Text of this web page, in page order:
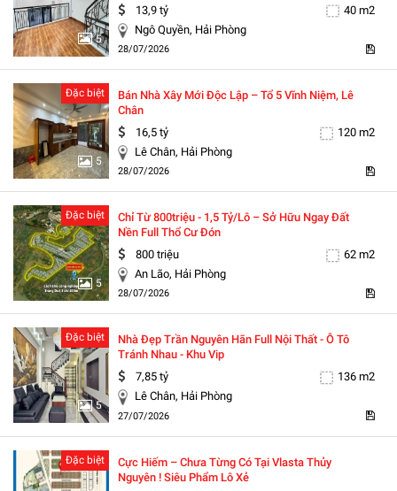
5
13,9 tỷ
40 m2
Ngô Quyền, Hải Phòng
28/07/2026
5
Đặc biệt
Bán Nhà Xây Mới Độc Lập – Tổ 5 Vĩnh Niệm, Lê
Chân
16,5 tỷ
120 m2
Lê Chân, Hải Phòng
28/07/2026
5
Đặc biệt
Chỉ Từ 800triệu - 1,5 Tỷ/lô – Sở Hữu Ngay Đất
Nền Full Thổ Cư Đón
800 triệu
62 m2
An Lão, Hải Phòng
28/07/2026
5
Đặc biệt
Nhà Đẹp Trần Nguyên Hãn Full Nội Thất - Ô Tô
Tránh Nhau - Khu Vip
7,85 tỷ
136 m2
Lê Chân, Hải Phòng
27/07/2026
Đặc biệt
Cực Hiếm – Chưa Từng Có Tại Vlasta Thủy
Nguyên ! Siêu Phẩm Lô Xẻ